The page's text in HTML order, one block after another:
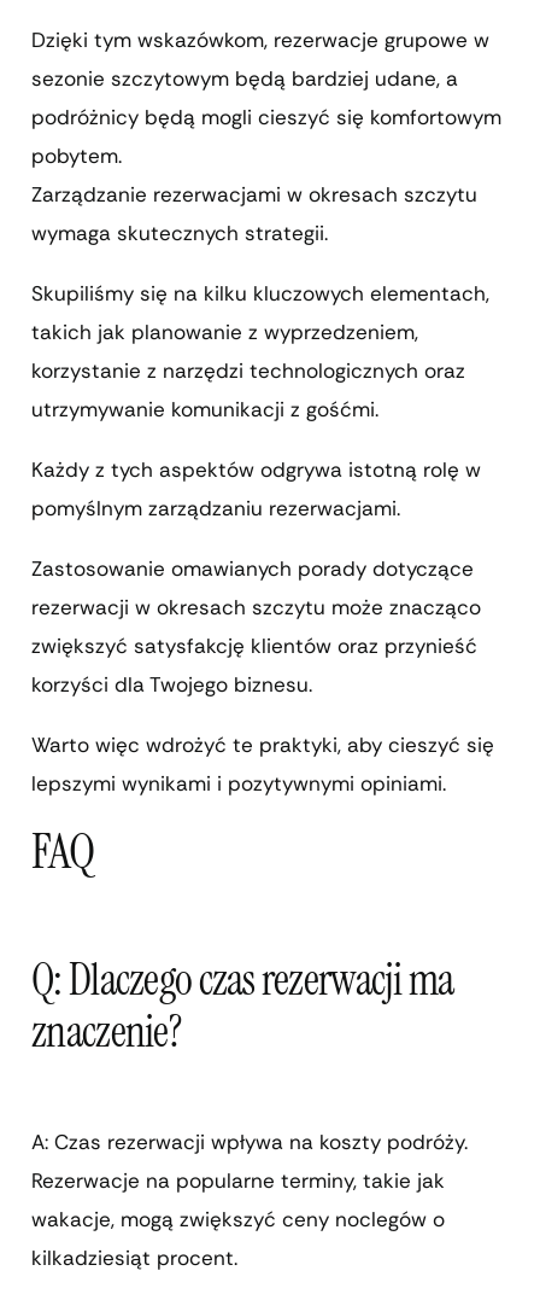
Dzięki tym wskazówkom, rezerwacje grupowe w
sezonie szczytowym będą bardziej udane, a
podróżnicy będą mogli cieszyć się komfortowym
pobytem.
Zarządzanie rezerwacjami w okresach szczytu
wymaga skutecznych strategii.
Skupiliśmy się na kilku kluczowych elementach,
takich jak planowanie z wyprzedzeniem,
korzystanie z narzędzi technologicznych oraz
utrzymywanie komunikacji z gośćmi.
Każdy z tych aspektów odgrywa istotną rolę w
pomyślnym zarządzaniu rezerwacjami.
Zastosowanie omawianych porady dotyczące
rezerwacji w okresach szczytu może znacząco
zwiększyć satysfakcję klientów oraz przynieść
korzyści dla Twojego biznesu.
Warto więc wdrożyć te praktyki, aby cieszyć się
lepszymi wynikami i pozytywnymi opiniami.
FAQ
Q: Dlaczego czas rezerwacji ma
znaczenie?
A: Czas rezerwacji wpływa na koszty podróży.
Rezerwacje na popularne terminy, takie jak
wakacje, mogą zwiększyć ceny noclegów o
kilkadziesiąt procent.